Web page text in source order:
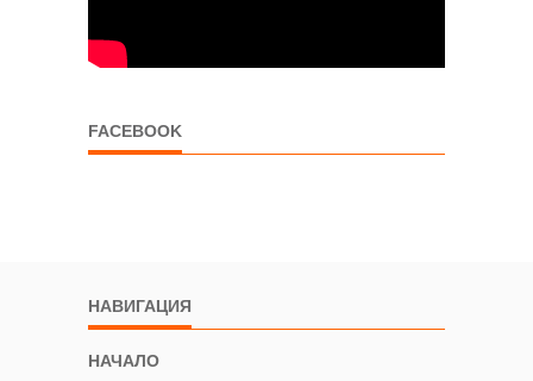
FACEBOOK
НАВИГАЦИЯ
НАЧАЛО